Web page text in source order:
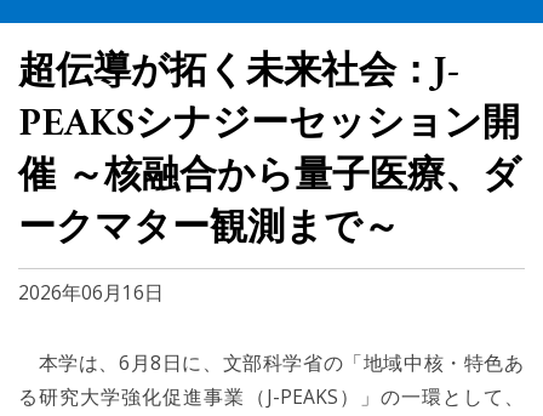
超伝導が拓く未来社会：J-
PEAKSシナジーセッション開
催 ～核融合から量子医療、ダ
ークマター観測まで～
2026年06月16日
本学は、6月8日に、文部科学省の「地域中核・特色あ
る研究大学強化促進事業（J-PEAKS）」の一環として、